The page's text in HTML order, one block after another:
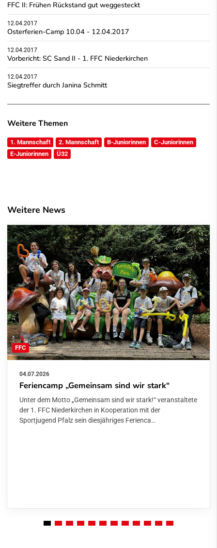
FFC II: Frühen Rückstand gut weggesteckt
12.04.2017
Osterferien-Camp 10.04 - 12.04.2017
12.04.2017
Vorbericht: SC Sand II - 1. FFC Niederkirchen
12.04.2017
Siegtreffer durch Janina Schmitt
Weitere Themen
1. Mannschaft 2. Mannschaft B-Juniorinnen
C-Juniorinnen
E-Juniorinnen
Ü32
Weitere News
FFC
04.07.2026
Feriencamp „Gemeinsam sind wir stark“
Unter dem Motto „Gemeinsam sind wir stark!“ veranstaltete
der 1. FFC Niederkirchen in Kooperation mit der
Sportjugend Pfalz sein diesjähriges Ferienca…